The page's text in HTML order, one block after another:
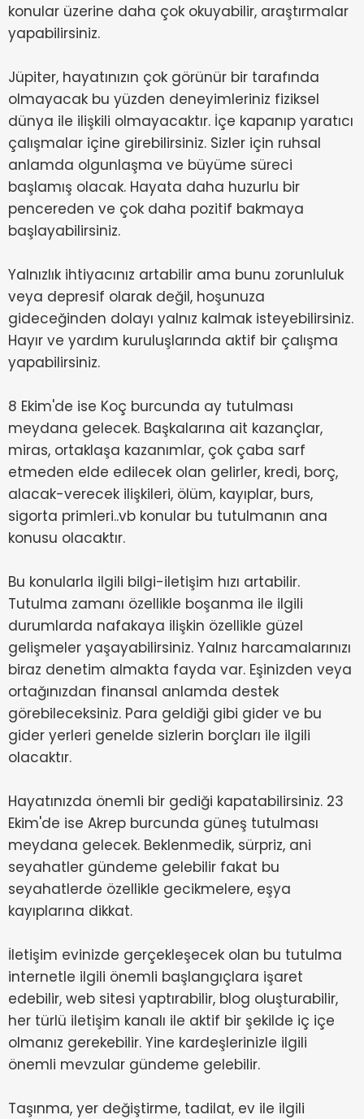
konular üzerine daha çok okuyabilir, araştırmalar
yapabilirsiniz.
Jüpiter, hayatınızın çok görünür bir tarafında
olmayacak bu yüzden deneyimleriniz fiziksel
dünya ile ilişkili olmayacaktır. İçe kapanıp yaratıcı
çalışmalar içine girebilirsiniz. Sizler için ruhsal
anlamda olgunlaşma ve büyüme süreci
başlamış olacak. Hayata daha huzurlu bir
pencereden ve çok daha pozitif bakmaya
başlayabilirsiniz.
Yalnızlık ihtiyacınız artabilir ama bunu zorunluluk
veya depresif olarak değil, hoşunuza
gideceğinden dolayı yalnız kalmak isteyebilirsiniz.
Hayır ve yardım kuruluşlarında aktif bir çalışma
yapabilirsiniz.
8 Ekim'de ise Koç burcunda ay tutulması
meydana gelecek. Başkalarına ait kazançlar,
miras, ortaklaşa kazanımlar, çok çaba sarf
etmeden elde edilecek olan gelirler, kredi, borç,
alacak-verecek ilişkileri, ölüm, kayıplar, burs,
sigorta primleri..vb konular bu tutulmanın ana
konusu olacaktır.
Bu konularla ilgili bilgi-iletişim hızı artabilir.
Tutulma zamanı özellikle boşanma ile ilgili
durumlarda nafakaya ilişkin özellikle güzel
gelişmeler yaşayabilirsiniz. Yalnız harcamalarınızı
biraz denetim almakta fayda var. Eşinizden veya
ortağınızdan finansal anlamda destek
görebileceksiniz. Para geldiği gibi gider ve bu
gider yerleri genelde sizlerin borçları ile ilgili
olacaktır.
Hayatınızda önemli bir gediği kapatabilirsiniz. 23
Ekim'de ise Akrep burcunda güneş tutulması
meydana gelecek. Beklenmedik, sürpriz, ani
seyahatler gündeme gelebilir fakat bu
seyahatlerde özellikle gecikmelere, eşya
kayıplarına dikkat.
İletişim evinizde gerçekleşecek olan bu tutulma
internetle ilgili önemli başlangıçlara işaret
edebilir, web sitesi yaptırabilir, blog oluşturabilir,
her türlü iletişim kanalı ile aktif bir şekilde iç içe
olmanız gerekebilir. Yine kardeşlerinizle ilgili
önemli mevzular gündeme gelebilir.
Taşınma, yer değiştirme, tadilat, ev ile ilgili